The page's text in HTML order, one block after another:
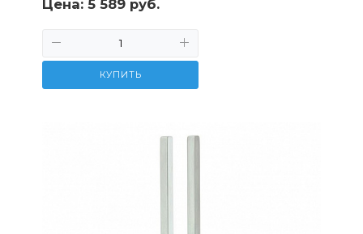
Цена: 5 589 руб.
КУПИТЬ